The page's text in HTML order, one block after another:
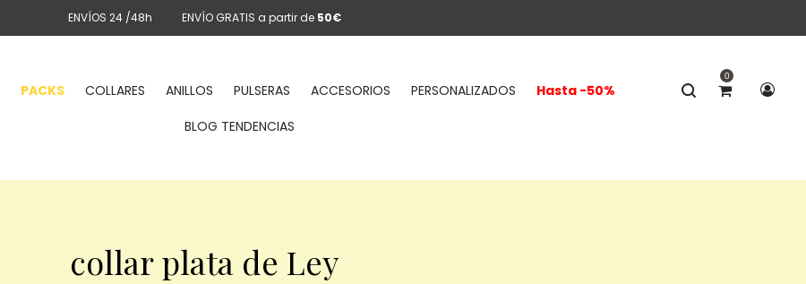
ENVÍOS 24 /48h ENVÍO GRATIS a partir de 50€
0
PACKS COLLARES ANILLOS PULSERAS ACCESORIOS PERSONALIZADOS
Hasta -50%
BLOG TENDENCIAS
collar plata de Ley